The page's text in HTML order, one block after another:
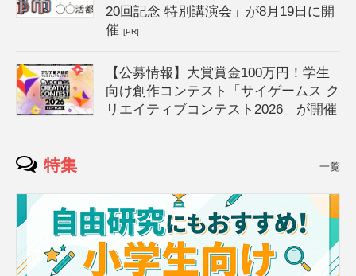
20回記念 特別講演会」が8月19日に開
催[PR]
【公募情報】大賞賞金100万円！学生
向け創作コンテスト「サイゲームス ク
リエイティブコンテスト2026」が開催
特集 一覧